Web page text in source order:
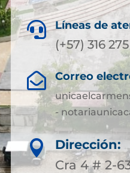
 Líneas de
(+57) 316
 Correo
-

Dirección:
Cra 4 # 2-